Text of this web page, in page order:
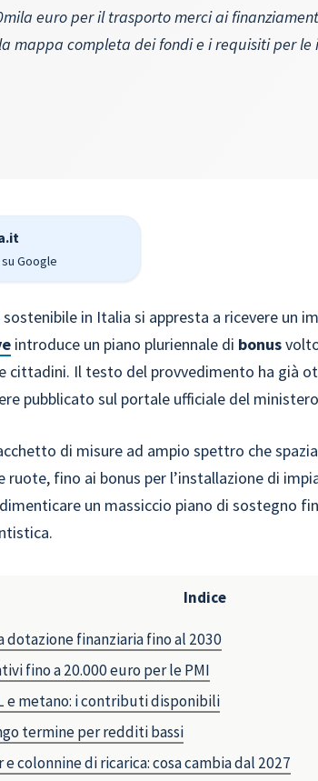
euro per il trasporto merci ai
mappa completa dei fondi e i requisiti per le
Google
in Italia si appresta a ricevere un
introduce un piano pluriennale di bonus
cittadini. Il testo del provvedimento ha già
pubblicato sul portale ufficiale del
di misure ad ampio spettro che
ruote, fino ai bonus per l’installazione di
un massiccio piano di sostegno
Indice
dotazione finanziaria fino al 2030
fino a 20.000 euro per le PMI
e metano: i contributi disponibili
termine per redditi bassi
colonnine di ricarica: cosa cambia dal 2027